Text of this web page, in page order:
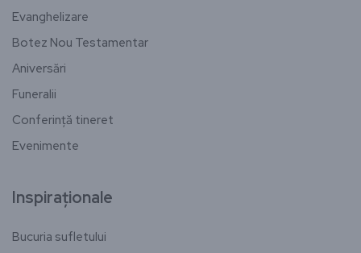
Evanghelizare
Botez Nou Testamentar
Aniversări
Funeralii
Conferință tineret
Evenimente
Inspiraționale
Bucuria sufletului